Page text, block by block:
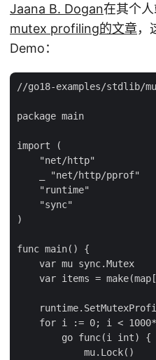
Jaana B. Dogan在其个
mutex profiling的文章，
Demo：
//go18-examples/stdlib/
package main
import (
    "net/http"
    _ "net/http/pprof"
    "runtime"
    "sync"
)
func main() {
    var mu sync.Mutex
var items =
for i := 0; i <
        go func(i int) {
            mu.Lock()